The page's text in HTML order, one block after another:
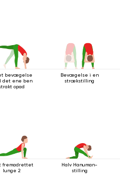
bevægelse
det ene ben
opad
Bevægelse i en
strækstilling
fremadrettet
lunge 2
Halv Hanuman-
stilling